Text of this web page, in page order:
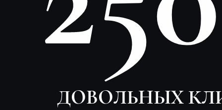
ДОВОЛЬНЫХ